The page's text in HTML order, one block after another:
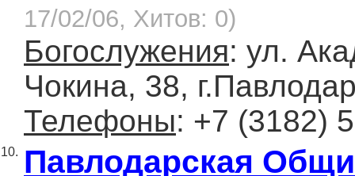
17/02/06, Хитов: 0)
Богослужения: ул.
Чокина, 38,
Телефоны: +7 (3182)
10. Павлодарская